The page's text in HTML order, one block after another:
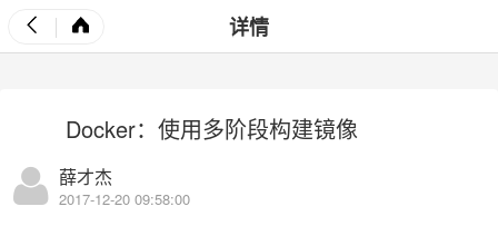
详情
Docker：使用多阶段构建镜像
薛才杰
2017-12-20 09:58:00